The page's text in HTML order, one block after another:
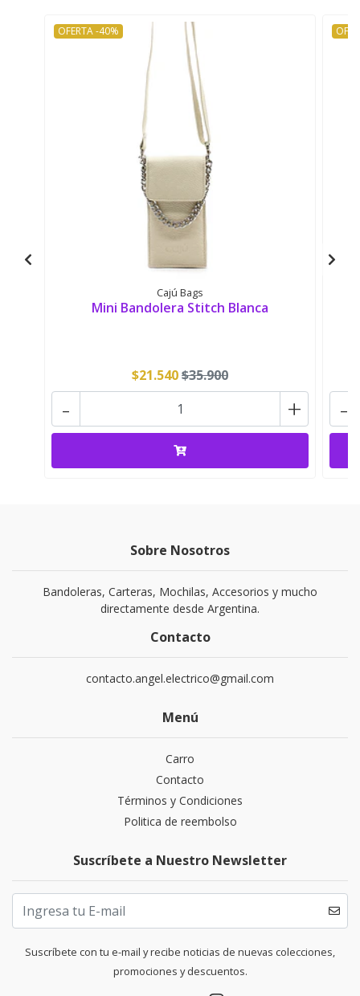
OFERTA -40%
Cajú Bags
Mini Bandolera Stitch Blanca
$21.540$35.900
+
- -
Sobre Nosotros
Bandoleras, Carteras, Mochilas, Accesorios y mucho
directamente desde Argentina.
Contacto
contacto.angel.electrico@gmail.com
Menú
Carro
Contacto
Términos y Condiciones
Politica de reembolso
Suscríbete a Nuestro Newsletter
Suscríbete con tu e-mail y recibe noticias de nuevas colecciones,
promociones y descuentos.